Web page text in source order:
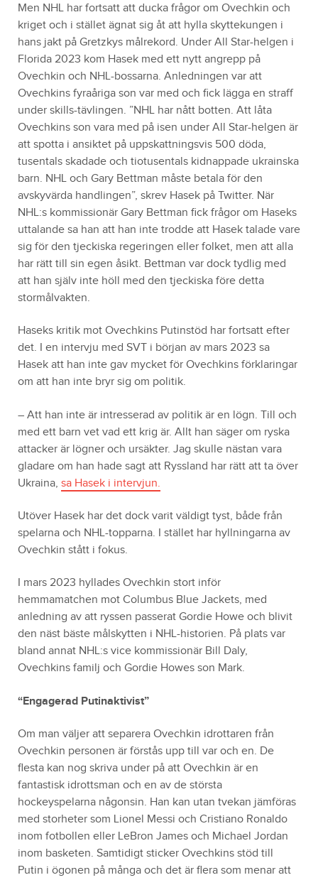
Men NHL har fortsatt att ducka frågor om Ovechkin och
kriget och i stället ägnat sig åt att hylla skyttekungen i
hans jakt på Gretzkys målrekord. Under All Star-helgen i
Florida 2023 kom Hasek med ett nytt angrepp på
Ovechkin och NHL-bossarna. Anledningen var att
Ovechkins fyraåriga son var med och fick lägga en straff
under skills-tävlingen. ”NHL har nått botten. Att låta
Ovechkins son vara med på isen under All Star-helgen är
att spotta i ansiktet på uppskattningsvis 500 döda,
tusentals skadade och tiotusentals kidnappade ukrainska
barn. NHL och Gary Bettman måste betala för den
avskyvärda handlingen”, skrev Hasek på Twitter. När
NHL:s kommissionär Gary Bettman fick frågor om Haseks
uttalande sa han att han inte trodde att Hasek talade vare
sig för den tjeckiska regeringen eller folket, men att alla
har rätt till sin egen åsikt. Bettman var dock tydlig med
att han själv inte höll med den tjeckiska före detta
stormålvakten.
Haseks kritik mot Ovechkins Putinstöd har fortsatt efter
det. I en intervju med SVT i början av mars 2023 sa
Hasek att han inte gav mycket för Ovechkins förklaringar
om att han inte bryr sig om politik.
– Att han inte är intresserad av politik är en lögn. Till och
med ett barn vet vad ett krig är. Allt han säger om ryska
attacker är lögner och ursäkter. Jag skulle nästan vara
gladare om han hade sagt att Ryssland har rätt att ta över
Ukraina, sa Hasek i intervjun.
Utöver Hasek har det dock varit väldigt tyst, både från
spelarna och NHL-topparna. I stället har hyllningarna av
Ovechkin stått i fokus.
I mars 2023 hyllades Ovechkin stort inför
hemmamatchen mot Columbus Blue Jackets, med
anledning av att ryssen passerat Gordie Howe och blivit
den näst bäste målskytten i NHL-historien. På plats var
bland annat NHL:s vice kommissionär Bill Daly,
Ovechkins familj och Gordie Howes son Mark.
“Engagerad Putinaktivist”
Om man väljer att separera Ovechkin idrottaren från
Ovechkin personen är förstås upp till var och en. De
flesta kan nog skriva under på att Ovechkin är en
fantastisk idrottsman och en av de största
hockeyspelarna någonsin. Han kan utan tvekan jämföras
med storheter som Lionel Messi och Cristiano Ronaldo
inom fotbollen eller LeBron James och Michael Jordan
inom basketen. Samtidigt sticker Ovechkins stöd till
Putin i ögonen på många och det är flera som menar att